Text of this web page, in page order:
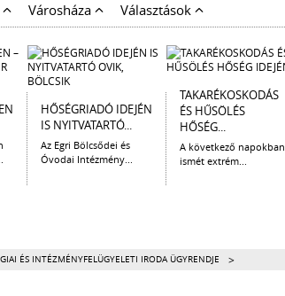
Városháza Választások
HŐSÉGRIADÓ IDEJÉN
IS NYITVATARTÓ...
Az Egri Bölcsődei és
Óvodai Intézmény...
TAKARÉKOSKODÁS
ÉS HŰSÖLÉS
HŐSÉG...
A következő napokban
ismét extrém...
ÉS INTÉZMÉNYFELÜGYELETI IRODA ÜGYRENDJE >